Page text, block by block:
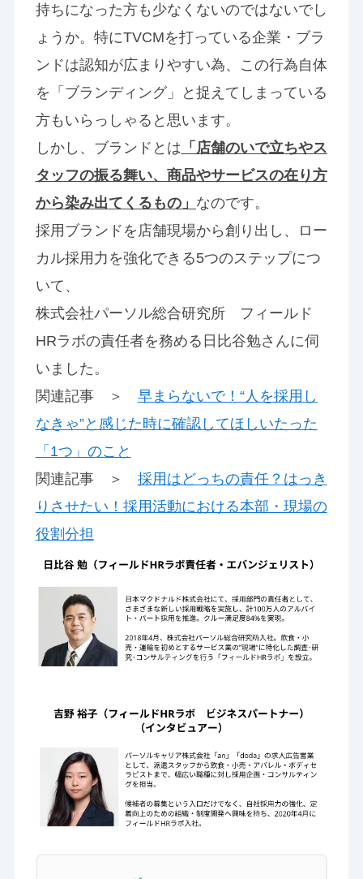
持ちになった方も少なくないのではないでし
ょうか。特にTVCMを打っている企業・ブラ
ンドは認知が広まりやすい為、この行為自体
を「ブランディング」と捉えてしまっている
方もいらっしゃると思います。
しかし、ブランドとは 「店舗のいで立ちやス
タッフの振る舞い、商品やサービスの在り方
から染み出てくるもの」 なのです。
採用ブランドを店舗現場から創り出し、ロー
カル採用力を強化できる5つのステップにつ
いて、
株式会社パーソル総合研究所 フィールド
HRラボの責任者を務める日比谷勉さんに伺
いました。
関連記事 ＞ 早まらないで！“人を採用し
なきゃ”と感じた時に確認してほしいたった
「1つ」のこと
関連記事 ＞ 採用はどっちの責任？はっき
りさせたい！採用活動における本部・現場の
役割分担